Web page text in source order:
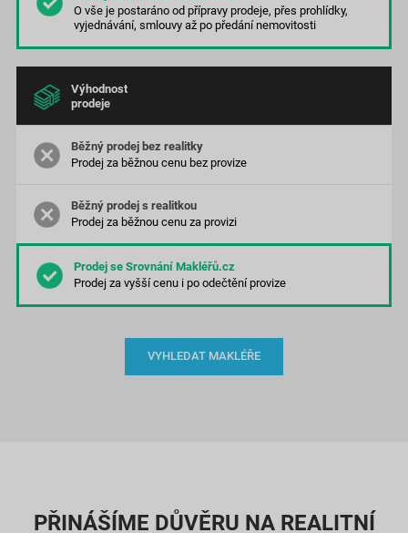
O vše je postaráno od přípravy prodeje, přes prohlídky,
vyjednávání, smlouvy až po předání nemovitosti
Výhodnost
prodeje
Prodej za běžnou cenu bez provize
Prodej za běžnou cenu za provizi
Prodej za vyšší cenui po odečtění provize
VYHLEDAT MAKLÉŘE
PŘINÁŠÍME DŮVĚRU NA REALITNÍ